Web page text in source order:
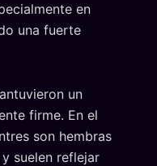
en
una fuerte
un
firme. En el
son hembras
suelen reflejar